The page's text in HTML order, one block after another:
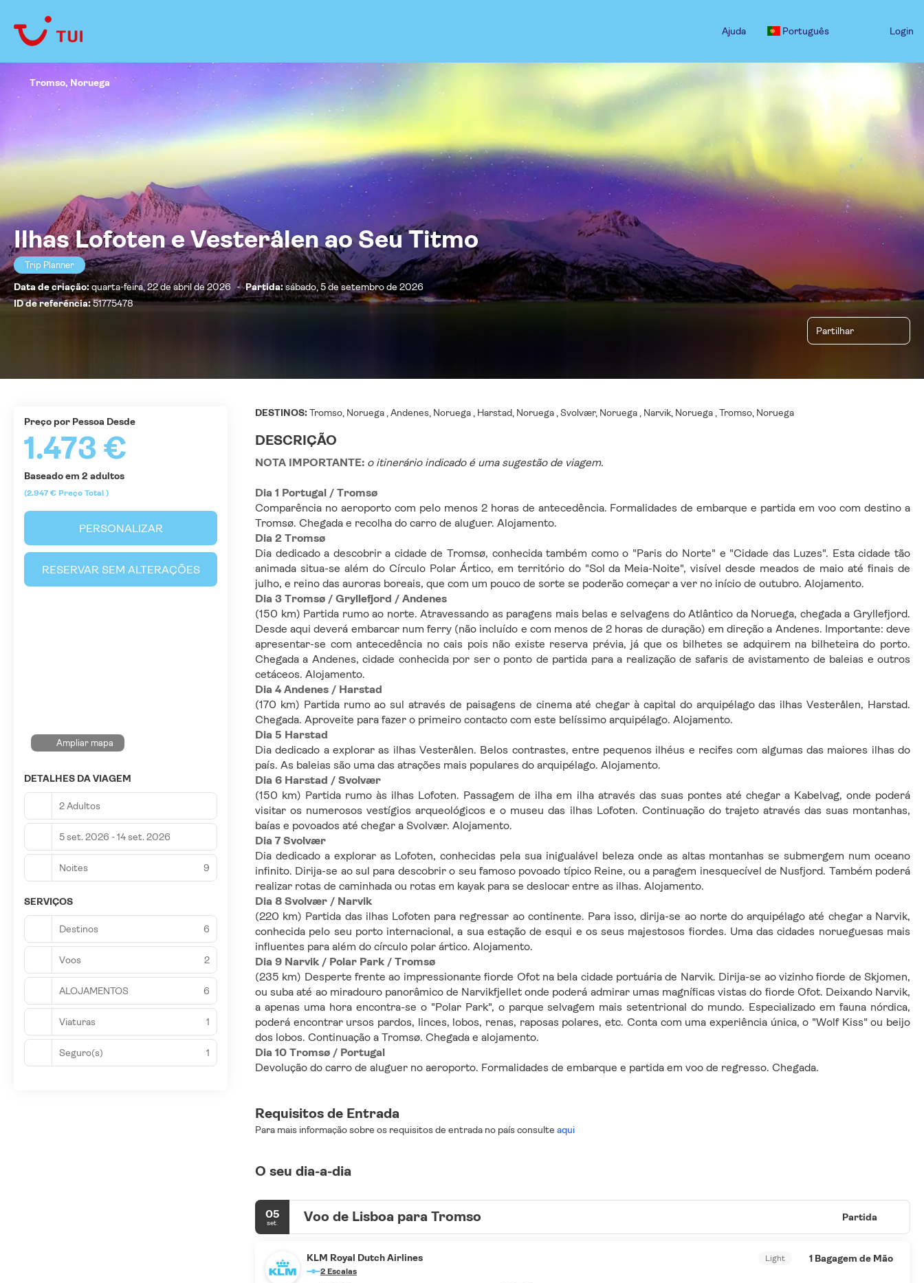
Ajuda Português Login
Ilhas Lofoten e Vesterålen ao Seu Titmo
Trip Planner
Data de criação:quarta-feira, 22 de abril de 2026 - Partida:sábado, 5 de setembro de 2026
ID de referência:51775478
Partilhar
Tromso, Noruega
DESTINOS:Tromso, Noruega , Andenes, Noruega , Harstad, Noruega , Svolvær, Noruega , Narvik, Noruega , Tromso, Noruega
DESCRIÇÃO
NOTA IMPORTANTE: o itinerário indicado é uma sugestão de viagem.
Dia 1 Portugal / Tromsø
Comparência no aeroporto com pelo menos 2 horas de antecedência. Formalidades de embarque e partida em voo com destino a
Tromsø. Chegada e recolha do carro de aluguer. Alojamento.
Dia 2 Tromsø
Dia dedicado a descobrir a cidade de Tromsø, conhecida também como o "Paris do Norte" e "Cidade das Luzes". Esta cidade tão
animada situa-se além do Círculo Polar Ártico, em território do "Sol da Meia-Noite", visível desde meados de maio até finais de
julho, e reino das auroras boreais, que com um pouco de sorte se poderão começar a ver no início de outubro. Alojamento.
Dia 3 Tromsø / Gryllefjord / Andenes
(150 km) Partida rumo ao norte. Atravessando as paragens mais belas e selvagens do Atlântico da Noruega, chegada a Gryllefjord.
Desde aqui deverá embarcar num ferry (não incluído e com menos de 2 horas de duração) em direção a Andenes. Importante: deve
apresentar-se com antecedência no cais pois não existe reserva prévia, já que os bilhetes se adquirem na bilheteira do porto.
Chegada a Andenes, cidade conhecida por ser o ponto de partida para a realização de safaris de avistamento de baleias e outros
cetáceos. Alojamento.
Dia 4 Andenes / Harstad
(170 km) Partida rumo ao sul através de paisagens de cinema até chegar à capital do arquipélago das ilhas Vesterålen, Harstad.
Chegada. Aproveite para fazer o primeiro contacto com este belíssimo arquipélago. Alojamento.
Dia 5 Harstad
Dia dedicado a explorar as ilhas Vesterålen. Belos contrastes, entre pequenos ilhéus e recifes com algumas das maiores ilhas do
país. As baleias são uma das atrações mais populares do arquipélago. Alojamento.
Dia 6 Harstad / Svolvær
(150 km) Partida rumo às ilhas Lofoten. Passagem de ilha em ilha através das suas pontes até chegar a Kabelvag, onde poderá
visitar os numerosos vestígios arqueológicos e o museu das ilhas Lofoten. Continuação do trajeto através das suas montanhas,
baías e povoados até chegar a Svolvær. Alojamento.
Dia 7 Svolvær
Dia dedicado a explorar as Lofoten, conhecidas pela sua inigualável beleza onde as altas montanhas se submergem num oceano
infinito. Dirija-se ao sul para descobrir o seu famoso povoado típico Reine, ou a paragem inesquecível de Nusfjord. Também poderá
realizar rotas de caminhada ou rotas em kayak para se deslocar entre as ilhas. Alojamento.
Dia 8 Svolvær / Narvik
(220 km) Partida das ilhas Lofoten para regressar ao continente. Para isso, dirija-se ao norte do arquipélago até chegar a Narvik,
conhecida pelo seu porto internacional, a sua estação de esqui e os seus majestosos fiordes. Uma das cidades norueguesas mais
influentes para além do círculo polar ártico. Alojamento.
Dia 9 Narvik / Polar Park / Tromsø
(235 km) Desperte frente ao impressionante fiorde Ofot na bela cidade portuária de Narvik. Dirija-se ao vizinho fiorde de Skjomen,
ou suba até ao miradouro panorâmico de Narvikfjellet onde poderá admirar umas magníficas vistas do fiorde Ofot. Deixando Narvik,
a apenas uma hora encontra-se o "Polar Park", o parque selvagem mais setentrional do mundo. Especializado em fauna nórdica,
poderá encontrar ursos pardos, linces, lobos, renas, raposas polares, etc. Conta com uma experiência única, o "Wolf Kiss" ou beijo
dos lobos. Continuação a Tromsø. Chegada e alojamento.
Dia 10 Tromsø / Portugal
Devolução do carro de aluguer no aeroporto. Formalidades de embarque e partida em voo de regresso. Chegada.
Requisitos de Entrada
Para mais informação sobre os requisitos de entrada no país consulte aqui
O seu dia-a-dia
05
set. Voo de Lisboa para Tromso Partida
KLM Royal Dutch Airlines
2 Escalas
Light 1 Bagagem de Mão
Preço por Pessoa Desde
1.473 €
Baseado em 2 adultos
(2.947 € Preço Total )
PERSONALIZAR
RESERVAR SEM ALTERAÇÕES
Ampliar mapa
DETALHES DA VIAGEM
2 Adultos
5 set. 2026 - 14 set. 2026
Noites 9
SERVIÇOS
Destinos 6
Voos 2
ALOJAMENTOS 6
Viaturas 1
Seguro(s) 1